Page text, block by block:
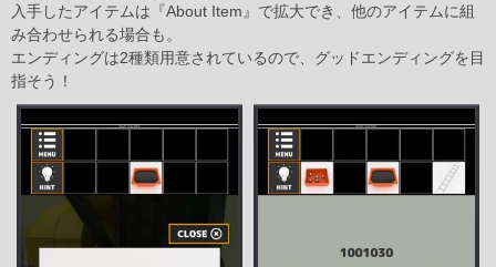
入手したアイテムは『About Item』で拡大でき、他のアイテムに組
み合わせられる場合も。
エンディングは2種類用意されているので、グッドエンディングを目
指そう！